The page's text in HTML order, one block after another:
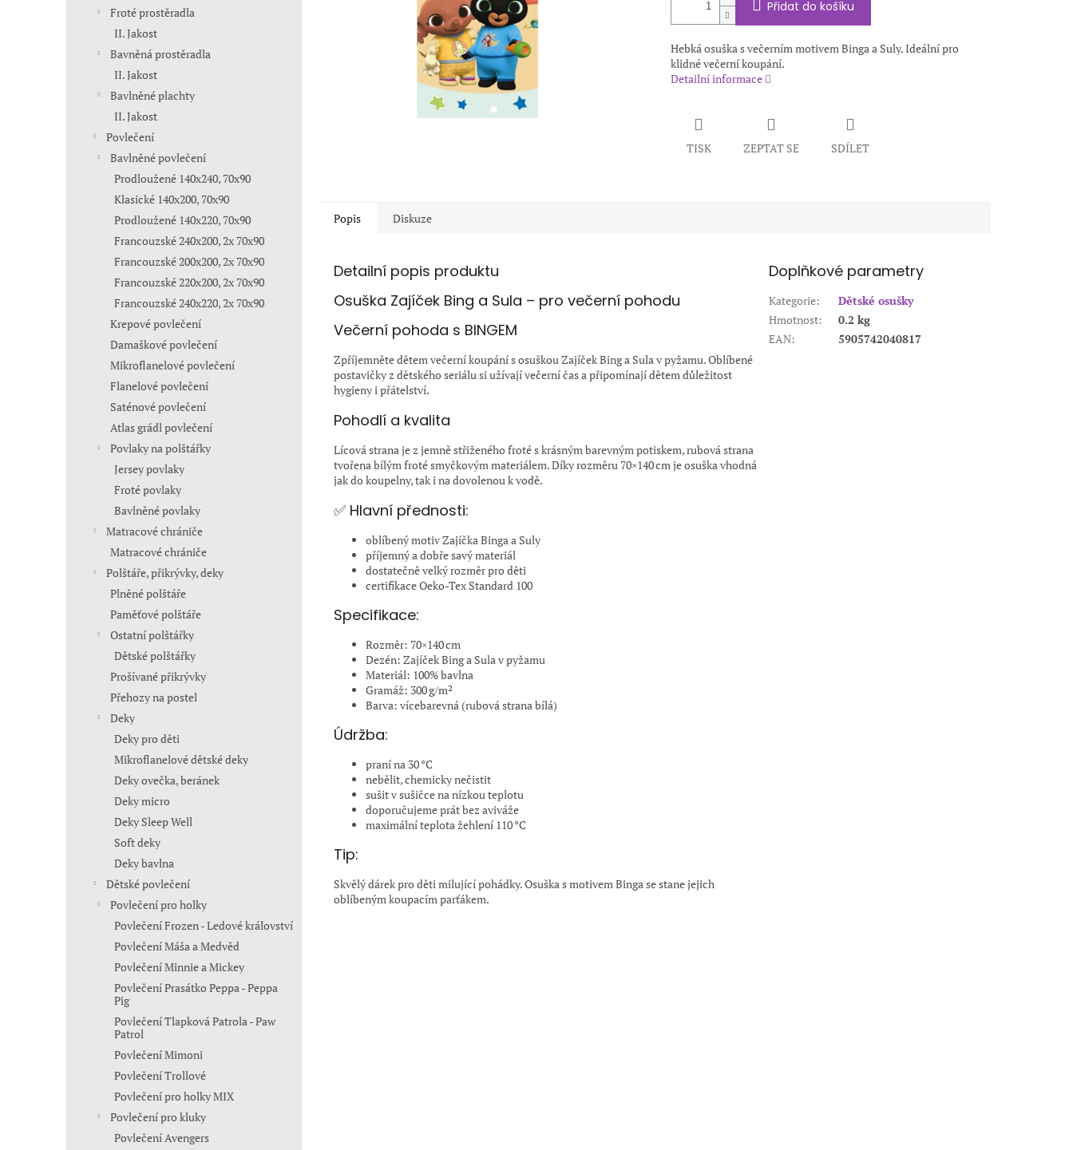
Froté prostěradla
II. Jakost
Bavněná prostěradla
II. Jakost
Bavlněné plachty
II. Jakost
Povlečení
Bavlněné povlečení
Prodloužené 140x240, 70x90
Klasické 140x200, 70x90
Prodloužené 140x220, 70x90
Francouzské 240x200, 2x 70x90
Francouzské 200x200, 2x 70x90
Francouzské 220x200, 2x 70x90
Francouzské 240x220, 2x 70x90
Krepové povlečení
Damaškové povlečení
Mikroflanelové povlečení
Flanelové povlečení
Saténové povlečení
Atlas grádl povlečení
Povlaky na polštářky
Jersey povlaky
Froté povlaky
Bavlněné povlaky
Matracové chrániče
Matracové chrániče
Polštáře, přikrývky, deky
Plněné polštáře
Paměťové polštáře
Ostatní polštářky
Dětské polštářky
Prošívané přikrývky
Přehozy na postel
Deky
Deky pro děti
Mikroflanelové dětské deky
Deky ovečka, beránek
Deky micro
Deky Sleep Well
Soft deky
Deky bavlna
Dětské povlečení
Povlečení pro holky
Povlečení Frozen - Ledové království
Povlečení Máša a Medvěd
Povlečení Minnie a Mickey
Povlečení Prasátko Peppa - Peppa
Pig
Povlečení Tlapková Patrola - Paw
Patrol
Povlečení Mimoni
Povlečení Trollové
Povlečení pro holky MIX
Povlečení pro kluky
Povlečení Avengers
Přidat do košíku
Hebká osuška s večerním motivem Binga a Suly. Ideální pro
klidné večerní koupání.
Detailní informace
TISK ZEPTAT SE SDÍLET
Popis Diskuze
Detailní popis produktu
Osuška Zajíček Bing a Sula – pro večerní pohodu
Večerní pohoda s BINGEM
Zpříjemněte dětem večerní koupání s osuškou Zajíček Bing a Sula v pyžamu. Oblíbené
postavičky z dětského seriálu si užívají večerní čas a připomínají dětem důležitost
hygieny i přátelství.
Pohodlí a kvalita
Lícová strana je z jemně střiženého froté s krásným barevným potiskem, rubová strana
tvořena bílým froté smyčkovým materiálem. Díky rozměru 70×140 cm je osuška vhodná
jak do koupelny, tak i na dovolenou k vodě.
✅ Hlavní přednosti:
oblíbený motiv Zajíčka Binga a Suly
příjemný a dobře savý materiál
dostatečně velký rozměr pro děti
certifikace Oeko-Tex Standard 100
Specifikace:
Rozměr: 70×140 cm
Dezén: Zajíček Bing a Sula v pyžamu
Materiál: 100% bavlna
Gramáž: 300 g/m²
Barva: vícebarevná (rubová strana bílá)
Údržba:
praní na 30 °C
nebělit, chemicky nečistit
sušit v sušičce na nízkou teplotu
doporučujeme prát bez aviváže
maximální teplota žehlení 110 °C
Tip:
Skvělý dárek pro děti milující pohádky. Osuška s motivem Binga se stane jejich
oblíbeným koupacím parťákem.
Doplňkové parametry
Kategorie:
Dětské osušky
Hmotnost:
0.2 kg
EAN: 5905742040817